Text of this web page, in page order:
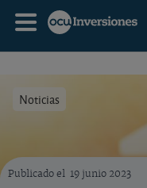
Noticias
Publicado el 19 junio 2023